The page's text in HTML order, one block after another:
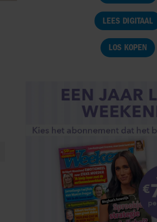
LEES DIGITAAL
LOS KOPEN